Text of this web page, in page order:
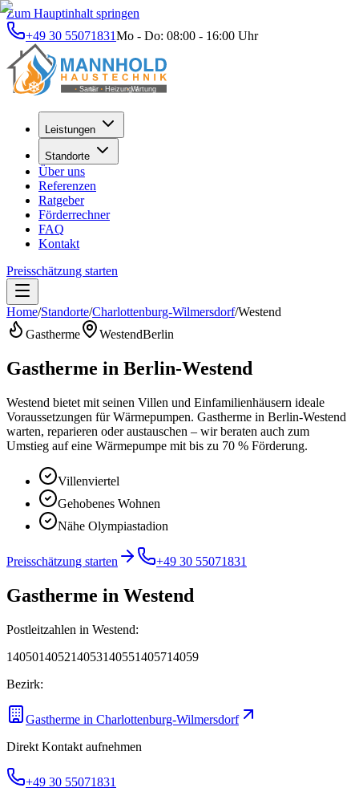
Zum Hauptinhalt springen
+49 30 55071831Mo - Do: 08:00 - 16:00 Uhr
Leistungen
Standorte
Über uns
Referenzen
Ratgeber
Förderrechner
FAQ
Kontakt
Preisschätzung starten
Home/Standorte/Charlottenburg-Wilmersdorf/Westend
Gastherme
WestendBerlin
Gastherme in Berlin-Westend
Westend bietet mit seinen Villen und Einfamilienhäusern ideale
Voraussetzungen für Wärmepumpen. Gastherme in Berlin-Westend
warten, reparieren oder austauschen – wir beraten auch zum
Umstieg auf eine Wärmepumpe mit bis zu 70 % Förderung.
Villenviertel
Gehobenes Wohnen
Nähe Olympiastadion
Preisschätzung starten +49 30 55071831
Gastherme in Westend
Postleitzahlen in Westend:
140501405214053140551405714059
Bezirk:
Gastherme in Charlottenburg-Wilmersdorf
Direkt Kontakt aufnehmen
+49 30 55071831